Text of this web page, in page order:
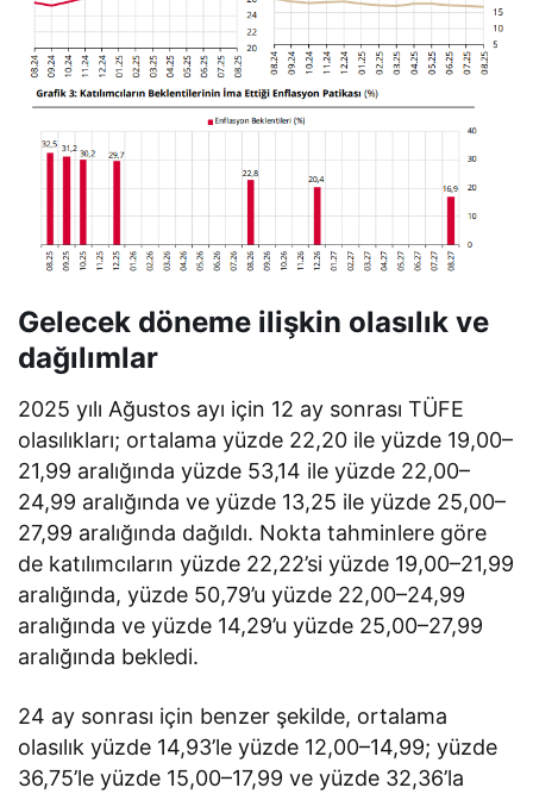
Gelecek döneme ilişkin olasılık ve
dağılımlar
2025 yılı Ağustos ayı için 12 ay sonrası TÜFE
olasılıkları; ortalama yüzde 22,20 ile yüzde 19,00–
21,99 aralığında yüzde 53,14 ile yüzde 22,00–
24,99 aralığında ve yüzde 13,25 ile yüzde 25,00–
27,99 aralığında dağıldı. Nokta tahminlere göre
de katılımcıların yüzde 22,22’si yüzde 19,00–21,99
aralığında, yüzde 50,79’u yüzde 22,00–24,99
aralığında ve yüzde 14,29’u yüzde 25,00–27,99
aralığında bekledi.
24 ay sonrası için benzer şekilde, ortalama
olasılık yüzde 14,93’le yüzde 12,00–14,99; yüzde
36,75’le yüzde 15,00–17,99 ve yüzde 32,36’la